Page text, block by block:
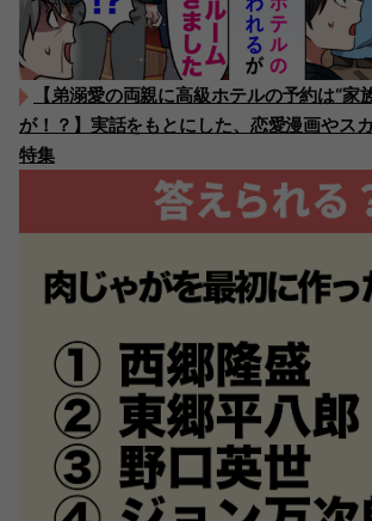
【弟溺愛の両親に高級ホテルの予約は“家
が！？】実話をもとにした、恋愛漫画やス
特集